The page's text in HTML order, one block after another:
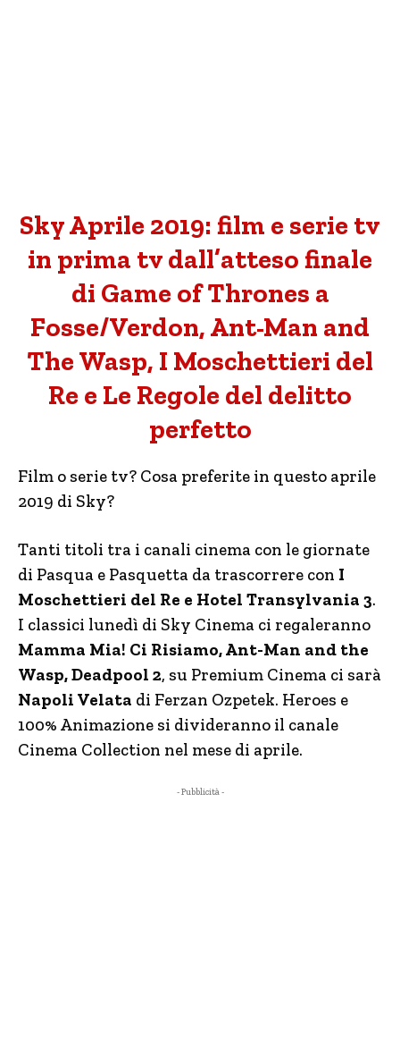
Sky Aprile 2019: film e serie tv
in prima tv dall’atteso finale
di Game of Thrones a
Fosse/Verdon, Ant-Man and
The Wasp, I Moschettieri del
Re e Le Regole del delitto
perfetto
Film o serie tv? Cosa preferite in questo aprile
2019 di Sky?
Tanti titoli tra i canali cinema con le giornate
di Pasqua e Pasquetta da trascorrere con I
Moschettieri del Re e Hotel Transylvania 3.
I classici lunedì di Sky Cinema ci regaleranno
Mamma Mia! Ci Risiamo, Ant-Man and the
Wasp, Deadpool 2, su Premium Cinema ci sarà
Napoli Velata di Ferzan Ozpetek. Heroes e
100% Animazione si divideranno il canale
Cinema Collection nel mese di aprile.
- Pubblicità -